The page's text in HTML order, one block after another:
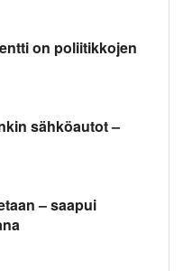
on poliitikkojen
sähköautot –
– saapui